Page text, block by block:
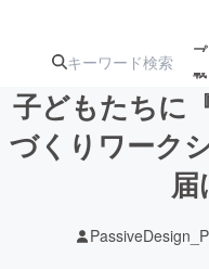
注目
ジェク
子どもたちに
づくりワーク
届